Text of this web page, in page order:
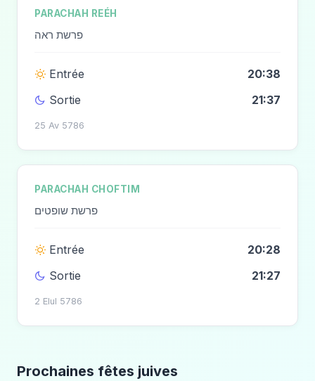
PARACHAH REÉH
פרשת ראה
Entrée
20:38
Sortie
21:37
25 Av 5786
PARACHAH CHOFTIM
פרשת שופטים
Entrée
20:28
Sortie
21:27
2 Elul 5786
Prochaines fêtes juives